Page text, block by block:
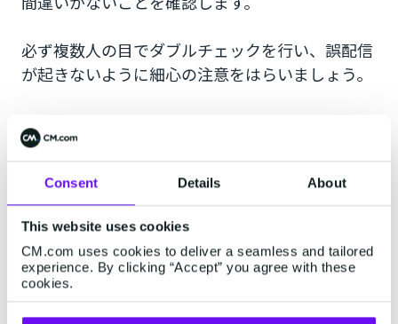
Consent Details About
This website uses cookies
CM.com uses cookies to deliver a seamless and tailored
experience. By clicking “Accept” you agree with these
cookies.
必ず複数人の目でダブルチェックを行い、誤配信
が起きないように細心の注意をはらいましょう。
6.効果検証・改善する
ステップメールの効果をあげるには効果検証をし
ながら改善を重ねていくことが大切です。冒頭で
設定したKPIと比較することで、よりよいステッ
プメールの作成に役立ちます。